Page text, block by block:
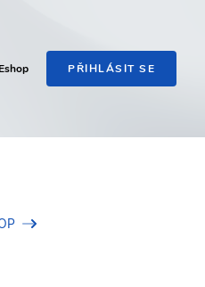
Eshop PŘIHLÁSIT SE